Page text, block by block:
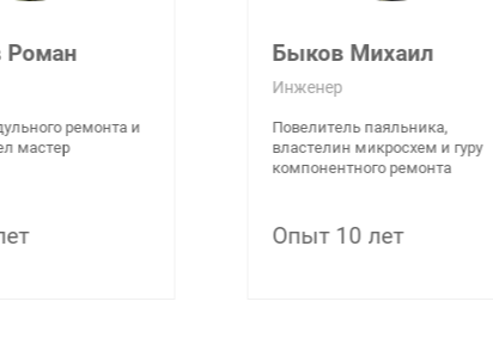
Роман
ремонта и
мастер
Быков Михаил
Инженер
Повелитель паяльника,
властелин микросхем и гуру
компонентного ремонта
Опыт 10 лет